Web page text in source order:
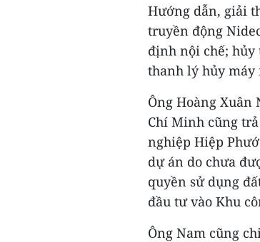
Hướng dẫn, giải
truyền động
định nội chế;
thanh lý hủy máy
Ông Hoàng Xuân
Chí Minh cũng
nghiệp Hiệp
dự án do chưa
quyền sử dụng
đầu tư vào Khu
Ông Nam cũng